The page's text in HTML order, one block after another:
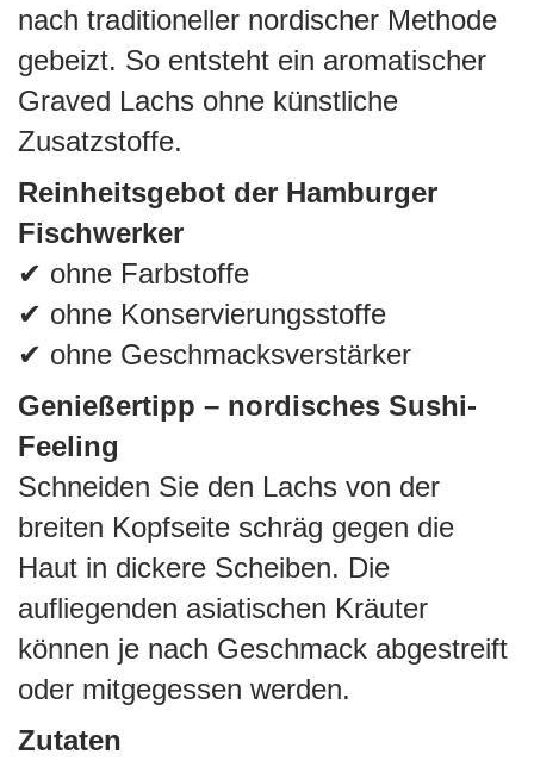
nach traditioneller nordischer Methode
gebeizt. So entsteht ein aromatischer
Graved Lachs ohne künstliche
Zusatzstoffe.
Reinheitsgebot der Hamburger
Fischwerker
✔ ohne Farbstoffe
✔ ohne Konservierungsstoffe
✔ ohne Geschmacksverstärker
Genießertipp – nordisches Sushi-
Feeling
Schneiden Sie den Lachs von der
breiten Kopfseite schräg gegen die
Haut in dickere Scheiben. Die
aufliegenden asiatischen Kräuter
können je nach Geschmack abgestreift
oder mitgegessen werden.
Zutaten